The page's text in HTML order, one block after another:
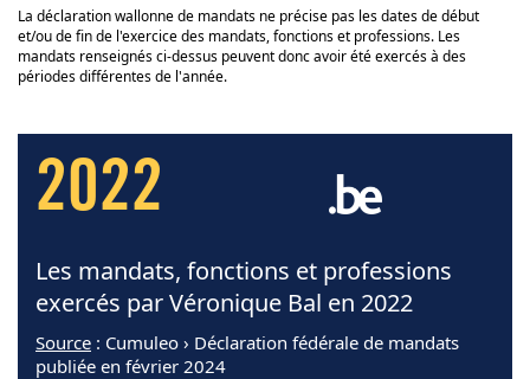
La déclaration wallonne de mandats ne précise pas les dates de début
et/ou de fin de l'exercice des mandats, fonctions et professions. Les
mandats renseignés ci-dessus peuvent donc avoir été exercés à des
périodes différentes de l'année.
2022
Les mandats, fonctions et professions
exercés par Véronique Bal en 2022
Source : Cumuleo › Déclaration fédérale de mandats
publiée en février 2024